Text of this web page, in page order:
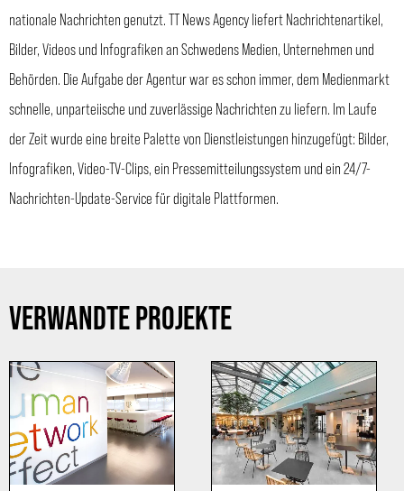
nationale Nachrichten genutzt. TT News Agency liefert Nachrichtenartikel,
Bilder, Videos und Infografiken an Schwedens Medien, Unternehmen und
Behörden. Die Aufgabe der Agentur war es schon immer, dem Medienmarkt
schnelle, unparteiische und zuverlässige Nachrichten zu liefern. Im Laufe
der Zeit wurde eine breite Palette von Dienstleistungen hinzugefügt: Bilder,
Infografiken, Video-TV-Clips, ein Pressemitteilungssystem und ein 24/7-
Nachrichten-Update-Service für digitale Plattformen.
VERWANDTE PROJEKTE